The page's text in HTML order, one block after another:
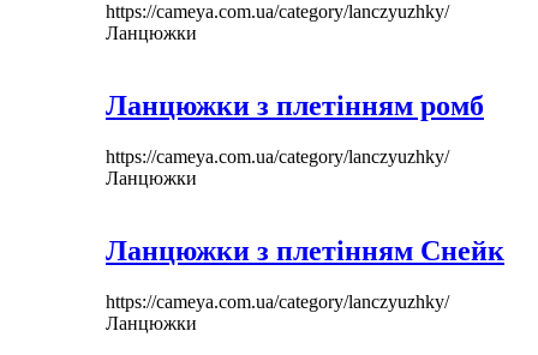
https://cameya.com.ua/category/lanczyuzhky/
Ланцюжки
Ланцюжки з плетінням ромб
https://cameya.com.ua/category/lanczyuzhky/
Ланцюжки
Ланцюжки з плетінням Снейк
https://cameya.com.ua/category/lanczyuzhky/
Ланцюжки